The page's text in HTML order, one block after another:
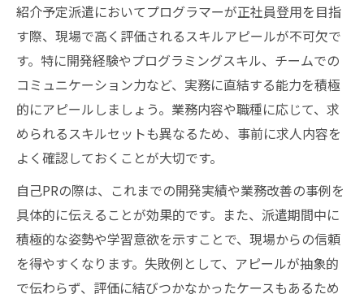
紹介予定派遣においてプログラマーが正社員登用を目指
す際、現場で高く評価されるスキルアピールが不可欠で
す。特に開発経験やプログラミングスキル、チームでの
コミュニケーション力など、実務に直結する能力を積極
的にアピールしましょう。業務内容や職種に応じて、求
められるスキルセットも異なるため、事前に求人内容を
よく確認しておくことが大切です。
自己PRの際は、これまでの開発実績や業務改善の事例を
具体的に伝えることが効果的です。また、派遣期間中に
積極的な姿勢や学習意欲を示すことで、現場からの信頼
を得やすくなります。失敗例として、アピールが抽象的
で伝わらず、評価に結びつかなかったケースもあるため